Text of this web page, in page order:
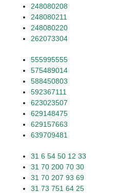
248080208
248080211
248080220
262073304
555995555
575489014
588450803
592367111
623023507
629148475
629157663
639709481
31 6 54 50 12 33
31 70 200 70 30
31 70 207 93 69
31 73 751 64 25